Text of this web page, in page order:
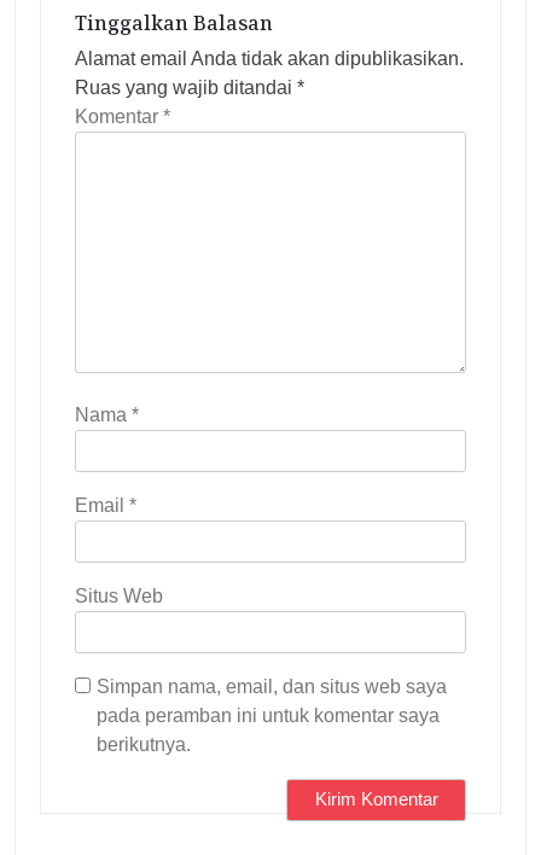
Tinggalkan Balasan
Alamat email Anda tidak akan dipublikasikan.
Ruas yang wajib ditandai *
Komentar *
Nama *
Email *
Situs Web
Simpan nama, email, dan situs web saya
pada peramban ini untuk komentar saya
berikutnya.